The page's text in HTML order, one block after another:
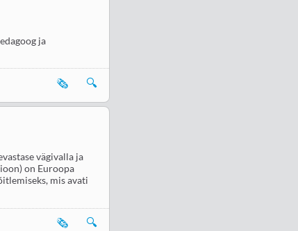
ja
🔍
🗞️
vägivalla ja
on Euroopa
mis avati
🔍
🗞️